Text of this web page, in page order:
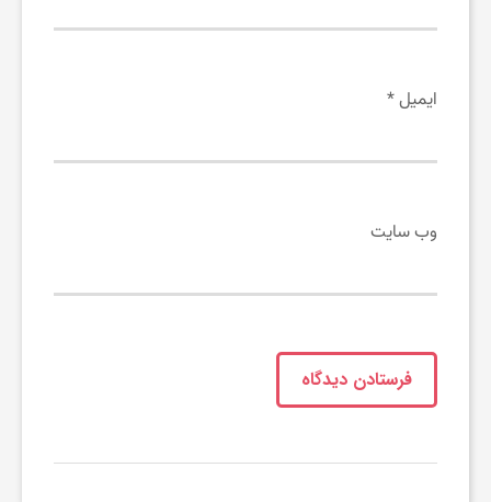
ایمیل*
وب‌ سایت